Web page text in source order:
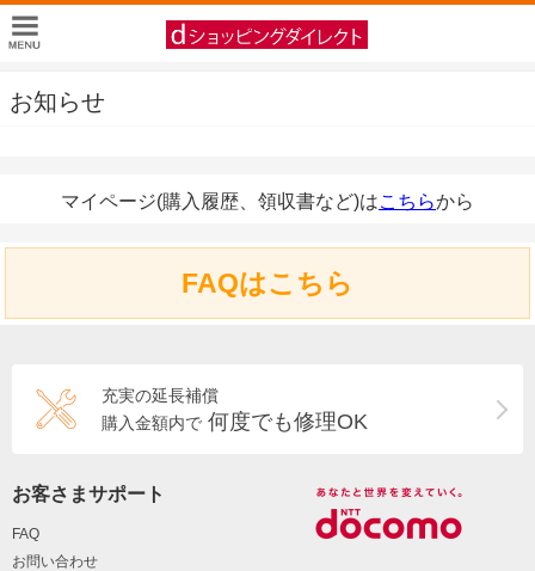
お知らせ
マイページ(購入履歴、領収書など)はこちらから
FAQはこちら
充実の延長補償
購入金額内で 何度でも修理OK
お客さまサポート
FAQ
お問い合わせ